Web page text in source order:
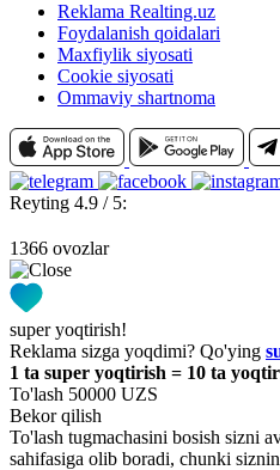
Reklama Realting.uz
Foydalanish qoidalari
Maxfiylik siyosati
Cookie siyosati
Ommaviy shartnoma
Reyting 4.9 / 5:
1366 ovozlar
super yoqtirish!
Reklama sizga yoqdimi? Qo'ying
1 ta super yoqtirish = 10 ta
To'lash 50000 UZS
Bekor qilish
To'lash tugmachasini bosish sizni
sahifasiga olib boradi, chunki